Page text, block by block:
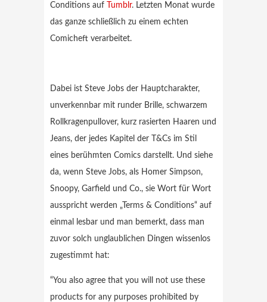
Conditions auf
Tumblr. Letzten Monat wurde
das ganze schließlich zu einem echten
Comicheft verarbeitet.
Dabei ist Steve Jobs der Hauptcharakter,
unverkennbar mit runder Brille, schwarzem
Rollkragenpullover, kurz rasierten Haaren und
Jeans, der jedes Kapitel der T&Cs im Stil
eines berühmten Comics darstellt. Und siehe
da, wenn Steve Jobs, als Homer Simpson,
Snoopy, Garfield und Co., sie Wort für Wort
ausspricht werden „Terms & Conditions“ auf
einmal lesbar und man bemerkt, dass man
zuvor solch unglaublichen Dingen wissenlos
zugestimmt hat:
“You also agree that you will not use these
products for any purposes prohibited by